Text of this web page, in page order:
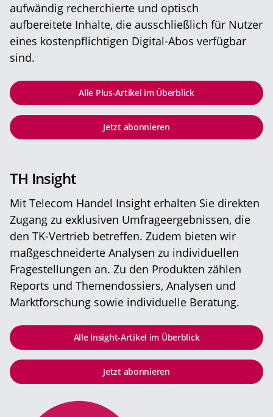
aufwändig recherchierte und optisch
aufbereitete Inhalte, die ausschließlich für Nutzer
eines kostenpflichtigen Digital-Abos verfügbar
sind.
Alle Plus-Artikel im Überblick
Jetzt abonnieren
TH Insight
Mit Telecom Handel Insight erhalten Sie direkten
Zugang zu exklusiven Umfrageergebnissen, die
den TK-Vertrieb betreffen. Zudem bieten wir
maßgeschneiderte Analysen zu individuellen
Fragestellungen an. Zu den Produkten zählen
Reports und Themendossiers, Analysen und
Marktforschung sowie individuelle Beratung.
Alle Insight-Artikel im Überblick
Jetzt abonnieren